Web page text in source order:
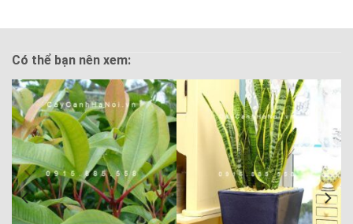
Có thể bạn nên xem: